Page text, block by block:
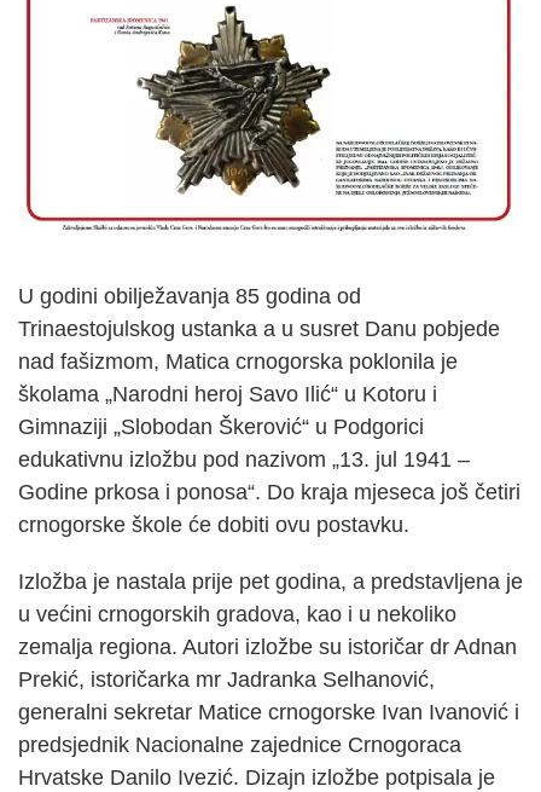
U godini obilježavanja 85 godina od
Trinaestojulskog ustanka a u susret Danu pobjede
nad fašizmom, Matica crnogorska poklonila je
školama „Narodni heroj Savo Ilić“ u Kotoru i
Gimnaziji „Slobodan Škerović“ u Podgorici
edukativnu izložbu pod nazivom „13. jul 1941 –
Godine prkosa i ponosa“. Do kraja mjeseca još četiri
crnogorske škole će dobiti ovu postavku.
Izložba je nastala prije pet godina, a predstavljena je
u većini crnogorskih gradova, kao i u nekoliko
zemalja regiona. Autori izložbe su istoričar dr Adnan
Prekić, istoričarka mr Jadranka Selhanović,
generalni sekretar Matice crnogorske Ivan Ivanović i
predsjednik Nacionalne zajednice Crnogoraca
Hrvatske Danilo Ivezić. Dizajn izložbe potpisala je